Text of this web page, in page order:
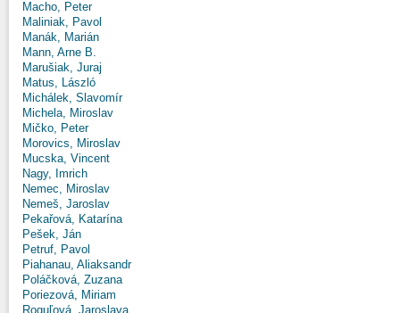
Macho, Peter
Maliniak, Pavol
Manák, Marián
Mann, Arne B.
Marušiak, Juraj
Matus, László
Michálek, Slavomír
Michela, Miroslav
Mičko, Peter
Morovics, Miroslav
Mucska, Vincent
Nagy, Imrich
Nemec, Miroslav
Nemeš, Jaroslav
Pekařová, Katarína
Pešek, Ján
Petruf, Pavol
Piahanau, Aliaksandr
Poláčková, Zuzana
Poriezová, Miriam
Roguľová, Jaroslava